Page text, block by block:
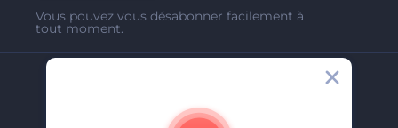
Vous pouvez vous désabonner facilement à
tout moment.
A Propos De Nous